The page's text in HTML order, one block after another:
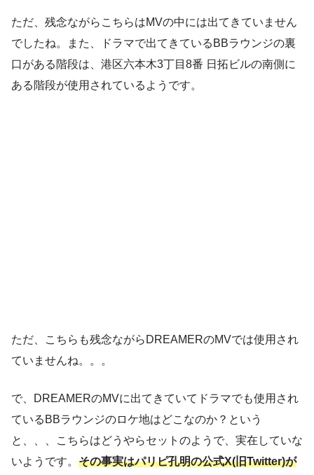
ただ、残念ながらこちらはMVの中には出てきていません
でしたね。また、ドラマで出てきているBBラウンジの裏
口がある階段は、港区六本木3丁目8番 日拓ビルの南側に
ある階段が使用されているようです。
ただ、こちらも残念ながらDREAMERのMVでは使用され
ていませんね。。。
で、DREAMERのMVに出てきていてドラマでも使用され
ているBBラウンジのロケ地はどこなのか？という
と、、、こちらはどうやらセットのようで、実在していな
いようです。 その事実はパリピ孔明の公式X(旧Twitter)が